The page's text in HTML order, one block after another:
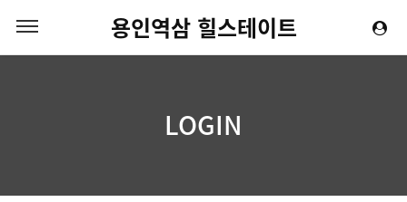
용인역삼 힐스테이트
LOGIN